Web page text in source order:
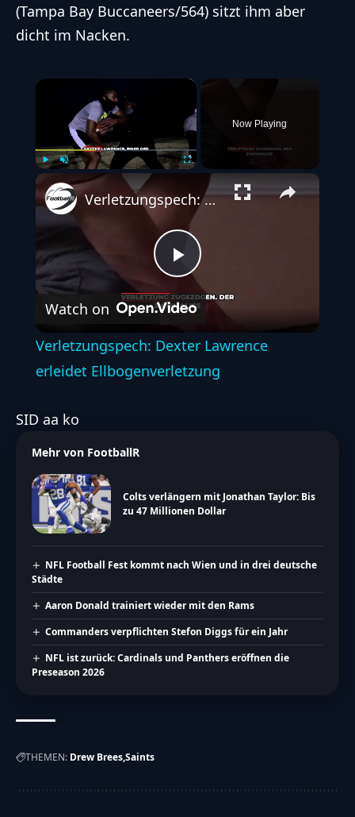
(Tampa Bay Buccaneers/564) sitzt ihm aber
dicht im Nacken.
×
Fullscreen
Now Playing
Play
Video
Verletzungspech: Dexter Lawrence erleidet Ellbogenverletzung
Watch on
Verletzungspech: Dexter Lawrence
erleidet Ellbogenverletzung
SID aa ko
Mehr von FootballR
Colts verlängern mit Jonathan Taylor: Bis
zu 47 Millionen Dollar
NFL Football Fest kommt nach Wien und in drei deutsche
Städte
Aaron Donald trainiert wieder mit den Rams
Commanders verpflichten Stefon Diggs für ein Jahr
NFL ist zurück: Cardinals und Panthers eröffnen die
Preseason 2026
THEMEN: Drew BreesSaints